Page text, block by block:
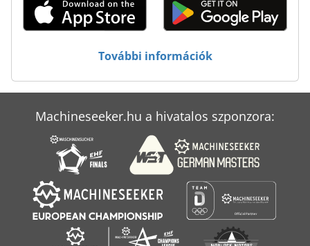
Ragasztó Rétegelt Fa
További információk
Machineseeker.hu a hivatalos szponzora: